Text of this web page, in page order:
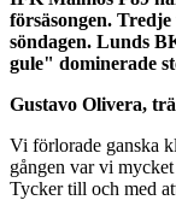
försäsongen.
söndagen. Lunds
gule" dominerade
Gustavo Olivera,
Vi förlorade ganska
gången var vi
Tycker till och med